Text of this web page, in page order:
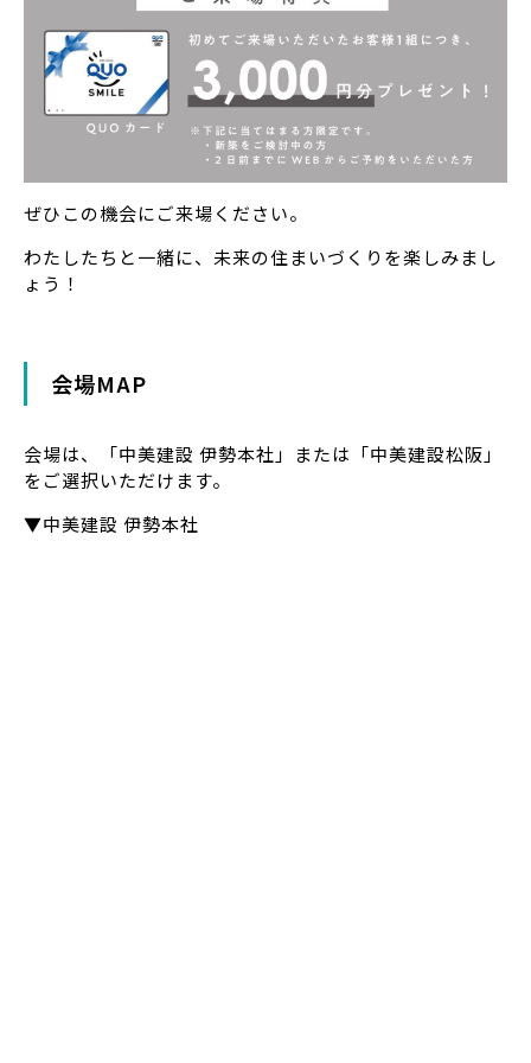
ぜひこの機会にご来場ください。
わたしたちと一緒に、未来の住まいづくりを楽しみまし
ょう！
会場MAP
会場は、「中美建設 伊勢本社」または「中美建設松阪」
をご選択いただけます。
▼中美建設 伊勢本社